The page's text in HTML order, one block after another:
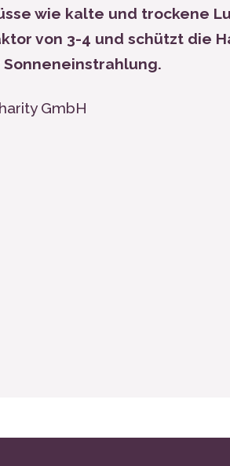
wie kalte und trockene
von 3-4 und schützt die
GmbH